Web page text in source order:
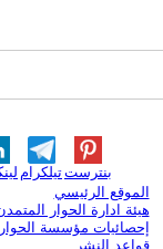
تيلكرامبنترست
الموقع الرئيسي
هيئة ادارة الحوار
إحصائيات مؤسسة
قواعد النشر